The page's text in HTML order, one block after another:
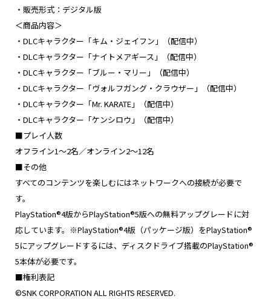
・販売形式：デジタル版
＜商品内容＞
・DLCキャラクター「キム・ジェイフン」（配信中）
・DLCキャラクター「ナイトメアギース」（配信中）
・DLCキャラクター「ブルー・マリー」（配信中）
・DLCキャラクター「ヴォルフガング・クラウザー」（配信中）
・DLCキャラクター「Mr. KARATE」（配信中）
・DLCキャラクター「ケンシロウ」（配信中）
■プレイ人数
オフライン1～2名／オンライン2～12名
■その他
すべてのコンテンツを楽しむにはネットワークへの接続が必要で
す。
PlayStation®4版からPlayStation®5版への無料アップグレードに対
応しています。※PlayStation®4版（パッケージ版）をPlayStation®
5にアップグレードするには、ディスクドライブ搭載のPlayStation®
5本体が必要です。
■権利表記
©SNK CORPORATION ALL RIGHTS RESERVED.